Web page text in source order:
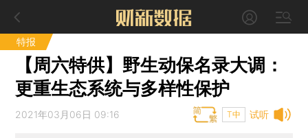
特报
【周六特供】野生动保名录大调：
更重生态系统与多样性保护
试听
2021年03月06日 09:16 T中